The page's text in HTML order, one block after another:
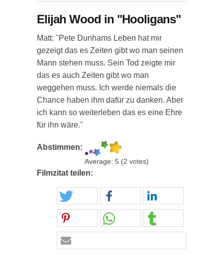
Elijah Wood in "Hooligans"
Matt: "Pete Dunhams Leben hat mir
gezeigt das es Zeiten gibt wo man seinen
Mann stehen muss. Sein Tod zeigte mir
das es auch Zeiten gibt wo man
weggehen muss. Ich werde niemals die
Chance haben ihm dafür zu danken. Aber
ich kann so weiterleben das es eine Ehre
für ihn wäre."
Abstimmen:
Average: 5 (2 votes)
Filmzitat teilen: